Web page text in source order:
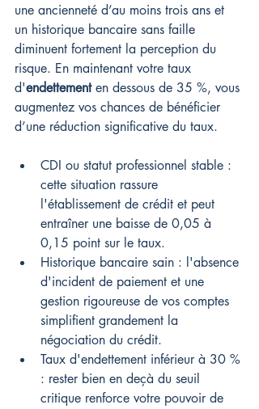
une ancienneté d’au moins trois ans et
un historique bancaire sans faille
diminuent fortement la perception du
risque. En maintenant votre taux
d'endettement en dessous de 35 %, vous
augmentez vos chances de bénéficier
d’une réduction significative du taux.
CDI ou statut professionnel stable :
cette situation rassure
l'établissement de crédit et peut
entraîner une baisse de 0,05 à
0,15 point sur le taux.
Historique bancaire sain : l'absence
d'incident de paiement et une
gestion rigoureuse de vos comptes
simplifient grandement la
négociation du crédit.
Taux d'endettement inférieur à 30 %
: rester bien en deçà du seuil
critique renforce votre pouvoir de